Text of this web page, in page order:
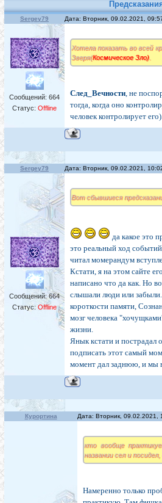
Sergey79 Дата: Вторник, 09.02.2021,
Сообщений: 664
Статус: Offline
Хотела показать во всей
Зверя(Космическое Зло)
След_Вечности, не
тогда, когда оно
человек контролирует
Sergey79 Дата: Вторник, 09.02.2021,
Сообщений: 664
Статус: Offline
Вот сбывшиеся
да какое это
это реальный ход
читал момерандум
Кстати, я на этом сайте
написано что да как. Но
слышали люди или
короткости памяти,
мозг человека
жизни.
Янык кстати и пострадал
подписать этот самый
момент дал заднюю, и мы
Курортина Дата: Вторник,
кто вообще
названии сел и
Намеренно только